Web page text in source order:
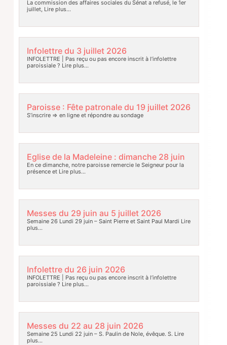
La commission des affaires sociales du Sénat a refusé, le 1er
juillet, Lire plus…
Infolettre du 3 juillet 2026
INFOLETTRE | Pas reçu ou pas encore inscrit à l’infolettre
paroissiale ? Lire plus…
Paroisse : Fête patronale du 19 juillet 2026
S’inscrire => en ligne et répondre au sondage
Eglise de la Madeleine : dimanche 28 juin
En ce dimanche, notre paroisse remercie le Seigneur pour la
présence etLire plus…
Messes du 29 juin au 5 juillet 2026
Semaine 26 Lundi 29 juin – Saint Pierre et Saint Paul Mardi Lire
plus…
Infolettre du 26 juin 2026
INFOLETTRE | Pas reçu ou pas encore inscrit à l’infolettre
paroissiale ? Lire plus…
Messes du 22 au 28 juin 2026
Semaine 25 Lundi 22 juin – S. Paulin de Nole, évêque. S. Lire
plus…